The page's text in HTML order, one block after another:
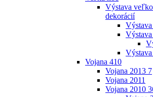
Výstava
dekorácií
Výstava
Vojana 410
Vojana 2013 7
Vojana 2011
Vojana 2010